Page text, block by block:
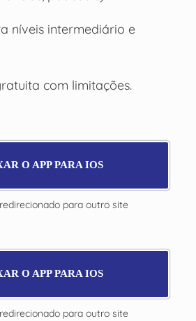
níveis intermediário e
com limitações.
O APP PARA IOS
para outro site
O APP PARA IOS
para outro site